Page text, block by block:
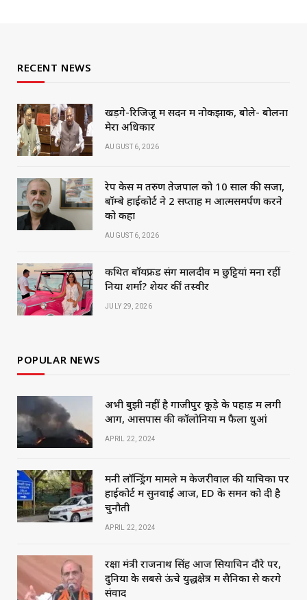
RECENT NEWS
खड़गे-रिजिजू में सदन में नोकझोंक, बोले- बोलना
मेरा अधिकार
AUGUST 6, 2026
रेप केस में तरुण तेजपाल को 10 साल की सजा,
बॉम्बे हाईकोर्ट ने 2 सप्ताह में आत्मसमर्पण करने
को कहा
AUGUST 6, 2026
कथित बॉयफ्रेंड संग मालदीव में छुट्टियां मना रहीं
निया शर्मा? शेयर कीं तस्वीरें
JULY 29, 2026
POPULAR NEWS
अभी बुझी नहीं है गाजीपुर कूड़े के पहाड़ में लगी
आग, आसपास की कॉलोनियों में फैला धुआं
APRIL 22, 2024
मनी लॉन्ड्रिंग मामले में केजरीवाल की याचिका पर
हाईकोर्ट में सुनवाई आज, ED के समन को दी है
चुनौती
APRIL 22, 2024
रक्षा मंत्री राजनाथ सिंह आज सियाचिन दौरे पर,
दुनिया के सबसे ऊंचे युद्धक्षेत्र में सैनिकों से करेंगे
संवाद